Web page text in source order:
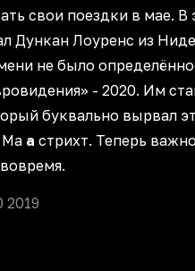
свои поездки в мае. В
Дункан Лоуренс из
не было
- 2020. Им
буквально вырвал
Ма а стрихт. Теперь
2019